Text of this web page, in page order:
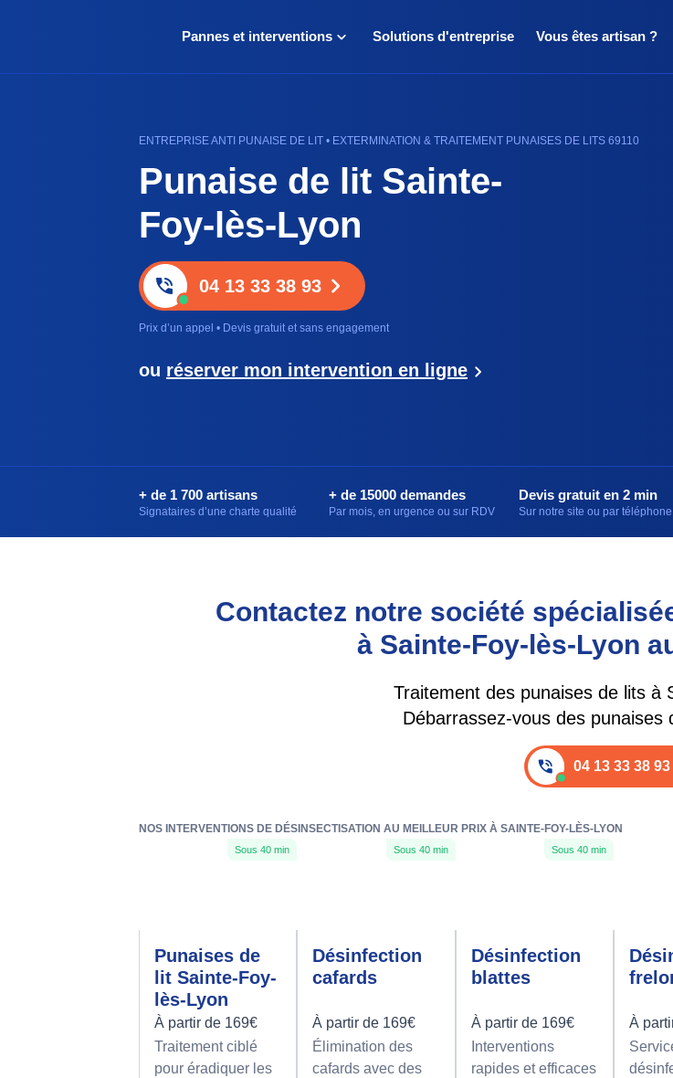
Pannes et interventions Solutions d'entreprise Vous êtes artisan ?
ENTREPRISE ANTI PUNAISE DE LIT • EXTERMINATION & TRAITEMENT PUNAISES DE LITS 69110
Punaise de lit Sainte-
Foy-lès-Lyon
04 13 33 38 93
Prix d’un appel • Devis gratuit et sans engagement
ou réserver mon intervention en ligne
+ de 1 700 artisans
Signataires d’une charte qualité
+ de 15000 demandes
Par mois, en urgence ou sur RDV
Devis gratuit en 2 min
Sur notre site ou par téléphone
Contactez notre société
à Sainte-Foy-lès-Lyon
Traitement des punaises de lits à
Débarrassez-vous des punaises
04 13 33 38 93
NOS INTERVENTIONS DE DÉSINSECTISATION AU MEILLEUR PRIX À SAINTE-FOY-LÈS-LYON
Sous 40 min
Punaises de
lit Sainte-Foy-
lès-Lyon
À partir de 169€
Traitement ciblé
pour éradiquer les
Sous 40 min
Désinfection
cafards
À partir de 169€
Élimination des
cafards avec des
Sous 40 min
Désinfection
blattes
À partir de 169€
Interventions
rapides et efficaces
À